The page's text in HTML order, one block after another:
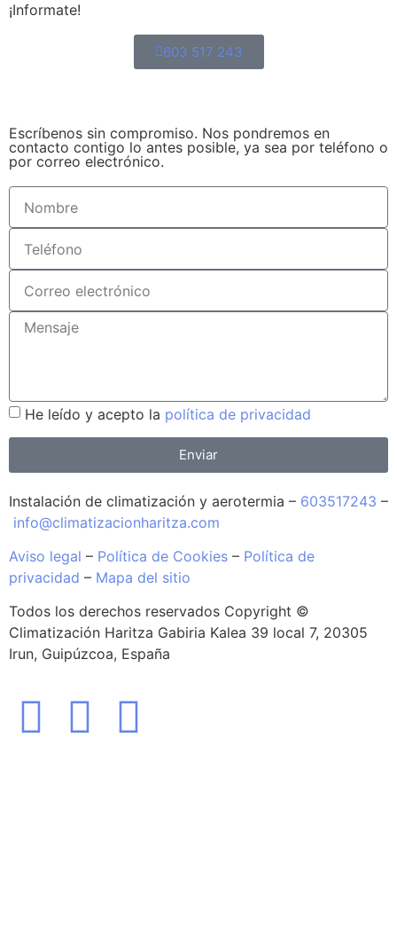
¡Informate!
603 517 243
Escríbenos sin compromiso. Nos pondremos en
contacto contigo lo antes posible, ya sea por teléfono o
por correo electrónico.
He leído y acepto la política de privacidad
Enviar
Instalación de climatización y aerotermia – 603517243 –
info@climatizacionharitza.com
Aviso legal – Política de Cookies – Política de
privacidad – Mapa del sitio
Todos los derechos reservados Copyright ©
Climatización Haritza Gabiria Kalea 39 local 7, 20305
Irun, Guipúzcoa, España